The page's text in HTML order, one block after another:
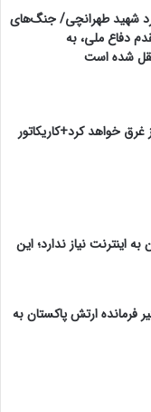
شهید طهرانچی/ جنگ‌های
دفاع ملی، به
شده است
غرق خواهد کرد+کاریکاتور
اینترنت نیاز ندارد؛ این
فرمانده ارتش پاکستان به